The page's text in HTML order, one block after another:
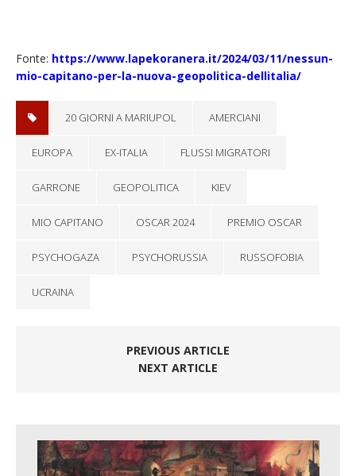
Fonte: https://www.lapekoranera.it/2024/03/11/nessun-
mio-capitano-per-la-nuova-geopolitica-dellitalia/
20 GIORNI A MARIUPOL AMERCIANI
EUROPA EX-ITALIA FLUSSI MIGRATORI
GARRONE GEOPOLITICA KIEV
MIO CAPITANO OSCAR 2024 PREMIO OSCAR
PSYCHOGAZA PSYCHORUSSIA RUSSOFOBIA
UCRAINA
PREVIOUS ARTICLE
NEXT ARTICLE